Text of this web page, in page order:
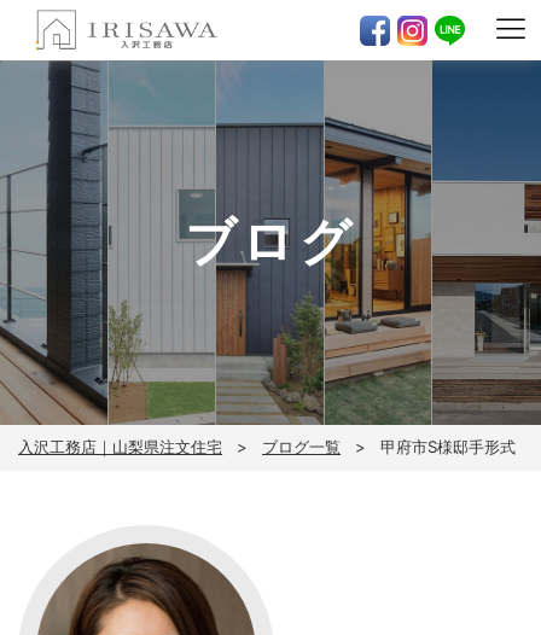
ブログ
入沢工務店｜山梨県注文住宅 ブログ一覧 甲府市S様邸手形式